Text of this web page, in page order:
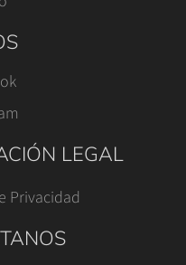
LEGAL
Privacidad